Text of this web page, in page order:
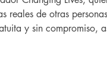
reales de otras
y sin compromiso,